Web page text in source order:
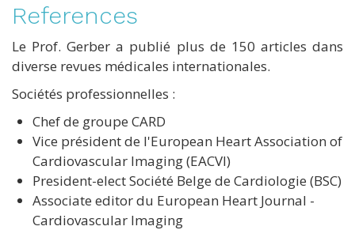
References
Le Prof. Gerber a publié plus de 150 articles dans
diverse revues médicales internationales.
Sociétés professionnelles :
Chef de groupe CARD
Vice président de l'European Heart Association of
Cardiovascular Imaging (EACVI)
President-elect Société Belge de Cardiologie (BSC)
Associate editor du European Heart Journal -
Cardiovascular Imaging